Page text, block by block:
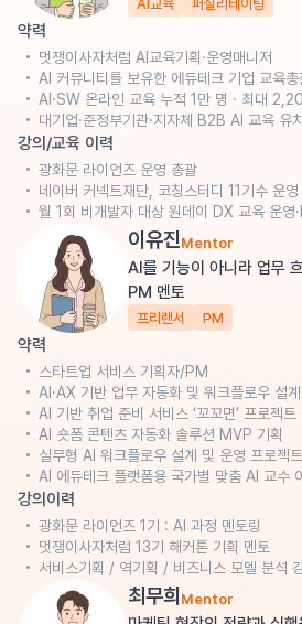
AI교육 퍼실리테이팅
약력
멋쟁이사자처럼 AI교육기획·운영매니저
AI 커뮤니티를 보유한 에듀테크 기업 교육
AI·SW 온라인 교육 누적 1만 명 · 최대
대기업·준정부기관·지자체 B2B AI 교육 유
강의/교육 이력
광화문 라이언즈 운영 총괄
네이버 커넥트재단, 코칭스터디 11기수 운
월 1회 비개발자 대상 원데이 DX 교육 운영
이유진Mentor
AI를 기능이 아니라 업무
PM 멘토
프리랜서 PM
약력
스타트업 서비스 기획자/PM
AI·AX 기반 업무 자동화 및 워크플로우 설
AI 기반 취업 준비 서비스 ‘꼬꼬면’ 프로젝트
AI 숏폼 콘텐츠 자동화 솔루션 MVP 기획
실무형 AI 워크플로우 설계 및 운영 프로젝트
AI 에듀테크 플랫폼용 국가별 맞춤 AI 교수
강의이력
광화문 라이언즈 1기 : AI 과정 멘토링
멋쟁이사자처럼 13기 해커톤 기획 멘토
서비스기획 / 역기획 / 비즈니스 모델 분석
최무희 Mentor